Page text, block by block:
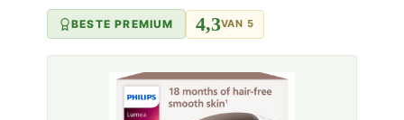
BESTE PREMIUM 4,3VAN 5